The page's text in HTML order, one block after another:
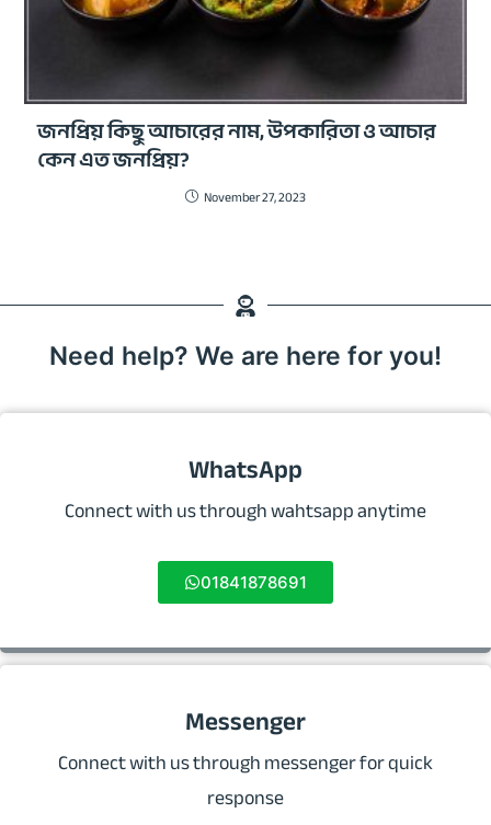
জনপ্রিয় কিছু আচারের নাম, উপকারিতা ও আচার
কেন এত জনপ্রিয়?
November 27, 2023
Need help? We are here for you!
WhatsApp
Connect with us through wahtsapp anytime
01841878691
Messenger
Connect with us through messenger for quick
response